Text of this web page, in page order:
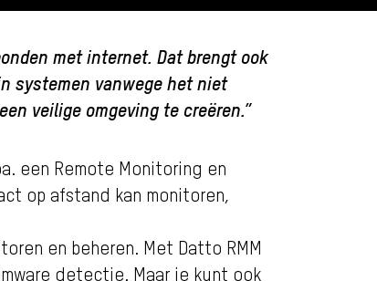
met internet. Dat brengt ook
systemen vanwege het niet
veilige omgeving te creëren.”
een Remote Monitoring en
op afstand kan monitoren,
en beheren. Met Datto RMM
detectie. Maar je kunt ook